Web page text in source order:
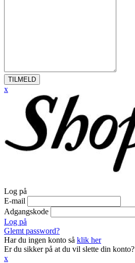
TILMELD
x
Log på
E-mail
Adgangskode
Log på
Glemt password?
Har du ingen konto så klik her
Er du sikker på at du vil slette din konto?
x